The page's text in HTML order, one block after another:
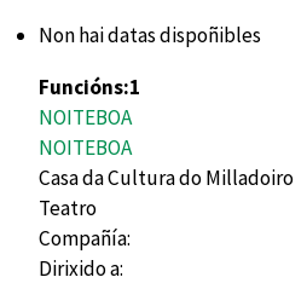
Non hai datas dispoñibles
Funcións:1
NOITEBOA
NOITEBOA
Casa da Cultura do Milladoiro
Teatro
Compañía:
Dirixido a: